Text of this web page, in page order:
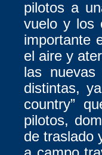
pilotos a
vuelo y los
importante
el aire y
las
distintas,
country”
pilotos,
de traslado